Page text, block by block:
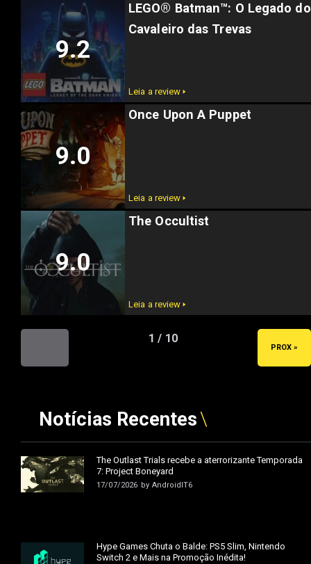
LEGO® Batman™: O Legado do
Cavaleiro das Trevas
9.2
Leia a review 🢒
Once Upon A Puppet
9.0
Leia a review 🢒
The Occultist
9.0
Leia a review 🢒
1 / 10
PROX »
Notícias Recentes
The Outlast Trials recebe a aterrorizante Temporada
7: Project Boneyard
17/07/2026 by AndroidIT6
Hype Games Chuta o Balde: PS5 Slim, Nintendo
Switch 2 e Mais na Promoção Inédita!